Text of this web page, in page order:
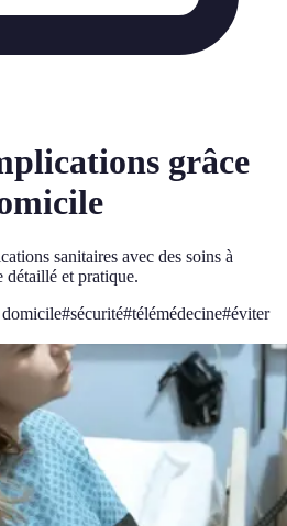
grâce
sanitaires avec des soins à
détaillé et pratique.
#sécurité#télémédecine#éviter